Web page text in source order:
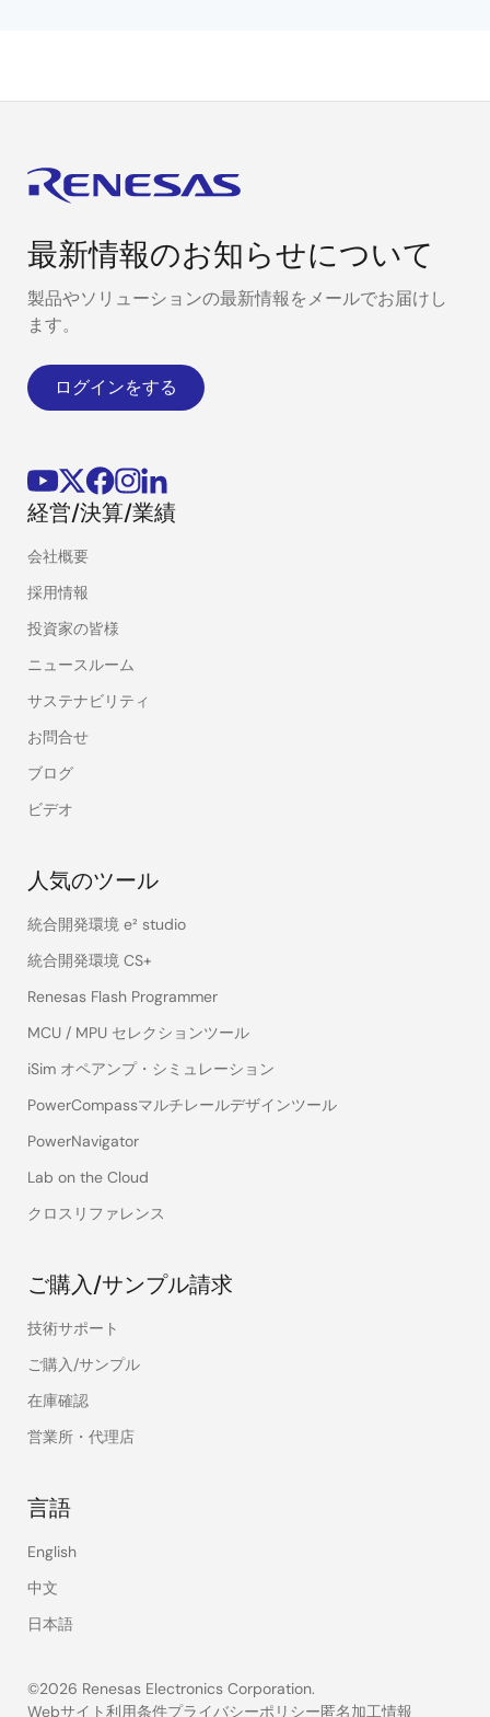
最新情報のお知らせについて
製品やソリューションの最新情報をメールでお届けし
ます。
ログインをする
経営/決算/業績
会社概要
採用情報
投資家の皆様
ニュースルーム
サステナビリティ
お問合せ
ブログ
ビデオ
人気のツール
統合開発環境 e² studio
統合開発環境 CS+
Renesas Flash Programmer
MCU / MPU セレクションツール
iSim オペアンプ・シミュレーション
PowerCompassマルチレールデザインツール
PowerNavigator
Lab on the Cloud
クロスリファレンス
ご購入/サンプル請求
技術サポート
ご購入/サンプル
在庫確認
営業所・代理店
言語
English
中文
日本語
©2026 Renesas Electronics Corporation.
Webサイト利用条件プライバシーポリシー匿名加工情報